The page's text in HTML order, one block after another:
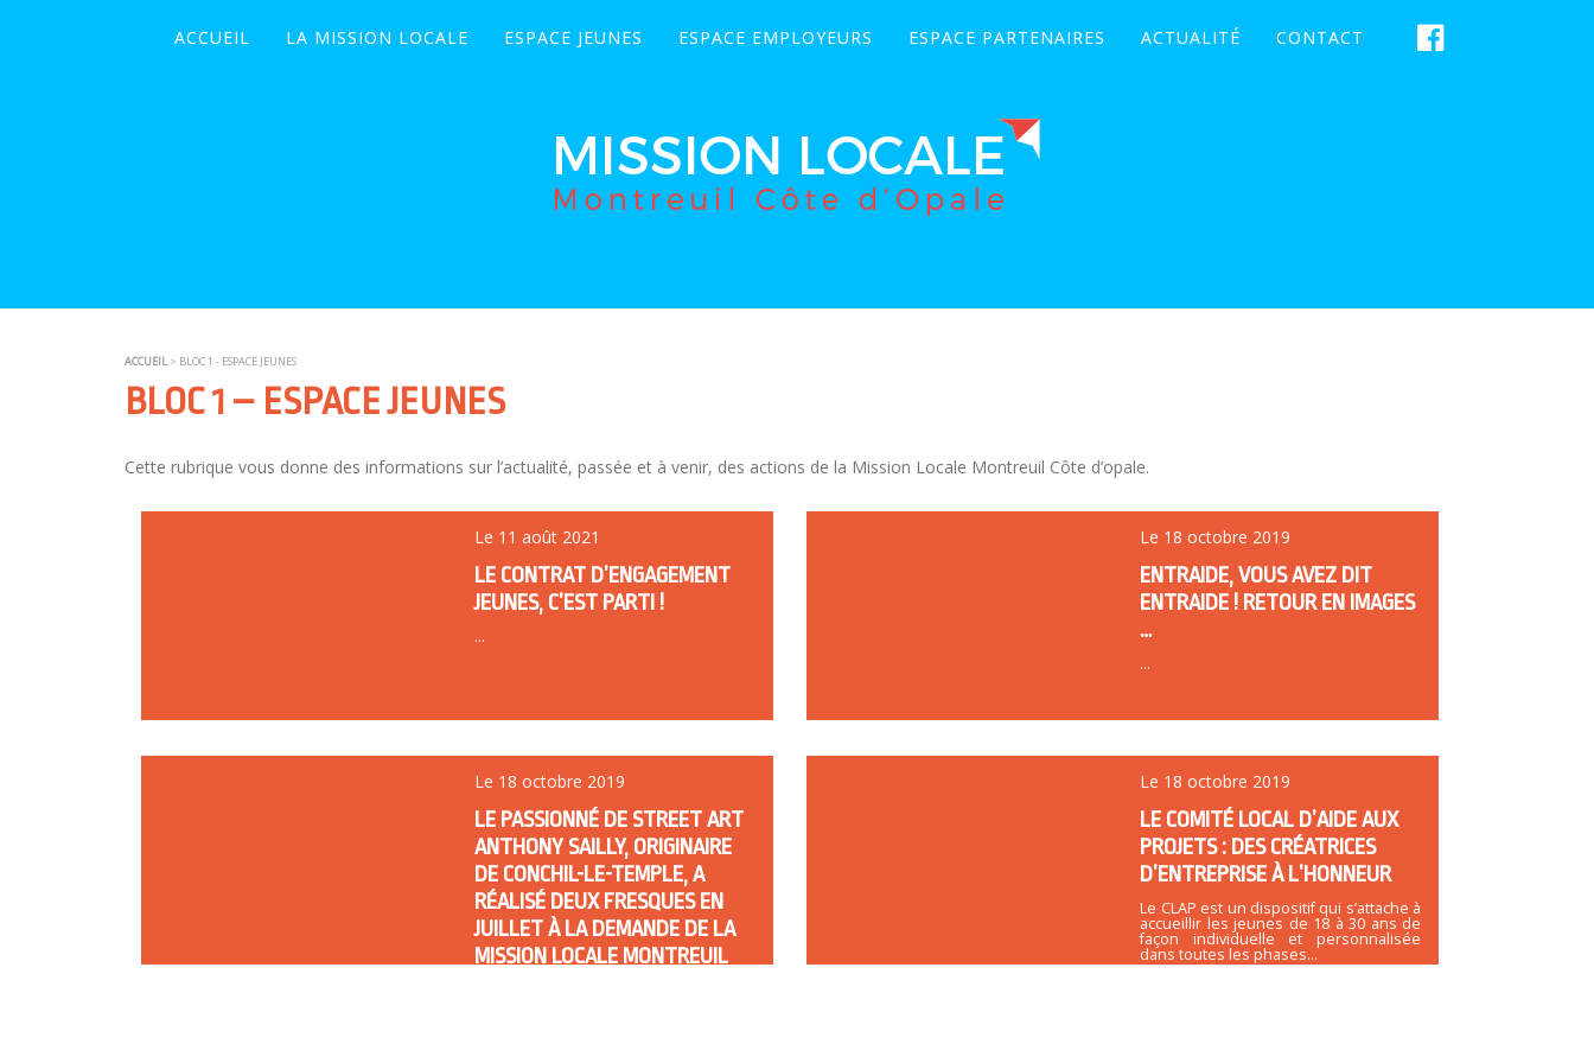
ACCUEIL LA MISSION LOCALE ESPACE JEUNES ESPACE EMPLOYEURS ESPACE PARTENAIRES ACTUALITÉ CONTACT
ACCUEIL > BLOC 1 - ESPACE JEUNES
BLOC 1 – ESPACE JEUNES
Cette rubrique vous donne des informations sur l’actualité, passée et à venir, des actions de la Mission Locale Montreuil Côte d’opale.
Le 11 août 2021
LE CONTRAT D’ENGAGEMENT
JEUNES, C’EST PARTI !
...
Le 18 octobre 2019
ENTRAIDE, VOUS AVEZ DIT
ENTRAIDE ! RETOUR EN IMAGES
…
...
Le 18 octobre 2019
LE PASSIONNÉ DE STREET ART
ANTHONY SAILLY, ORIGINAIRE
DE CONCHIL-LE-TEMPLE, A
RÉALISÉ DEUX FRESQUES EN
JUILLET À LA DEMANDE DE LA
MISSION LOCALE MONTREUIL
Le 18 octobre 2019
LE COMITÉ LOCAL D’AIDE AUX
PROJETS : DES CRÉATRICES
D’ENTREPRISE À L’HONNEUR
Le CLAP est un dispositif qui s’attache à
accueillir les jeunes de 18 à 30 ans de
façon individuelle et personnalisée
dans toutes les phases...